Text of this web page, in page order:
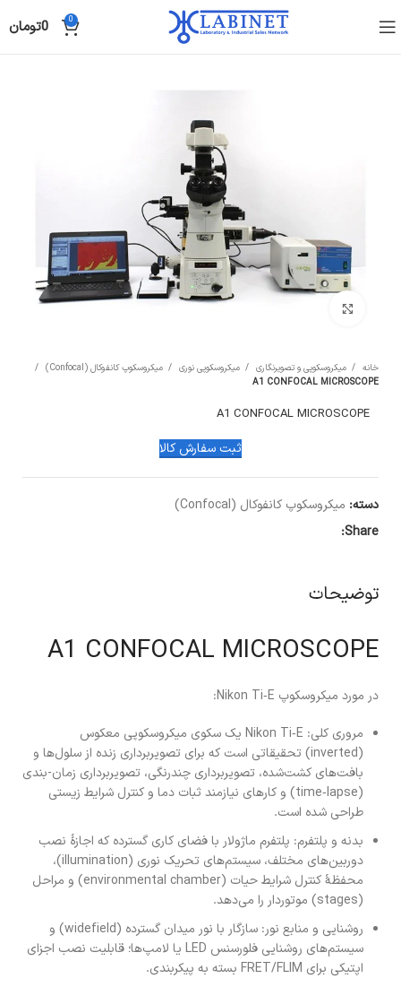
0
0تومان
خانه میکروسکوپی و تصویرنگاری میکروسکوپی نوری
میکروسکوپ کانفوکال (Confocal)
A1 CONFOCAL MICROSCOPE
A1 CONFOCAL MICROSCOPE
ثبت سفارش کالا
دسته: میکروسکوپ کانفوکال (Confocal)
Share:
توضیحات
A1 CONFOCAL MICROSCOPE
در مورد میکروسکوپ Nikon Ti‑E:
مروری کلی: Nikon Ti‑E یک سکوی میکروسکوپی معکوس
(inverted) تحقیقاتی است که برای تصویربرداری زنده از سلول‌ها و
بافت‌های کشت‌شده، تصویربرداری چندرنگی، تصویربرداری زمان-بندی
(time‑lapse) و کارهای نیازمند ثبات دما و کنترل شرایط زیستی
طراحی شده است.
بدنه و پلتفرم: پلتفرم ماژولار با فضای کاری گسترده که اجازهٔ نصب
دوربین‌های مختلف، سیستم‌های تحریک نوری (illumination)،
محفظهٔ کنترل شرایط حیات (environmental chamber) و مراحل
(stages) موتوردار را می‌دهد.
روشنایی و منابع نور: سازگار با نور میدان گسترده (widefield) و
سیستم‌های روشنایی فلورسنس LED یا لامپ‌ها؛ قابلیت نصب اجزای
اپتیکی برای FRET/FLIM بسته به پیکربندی.